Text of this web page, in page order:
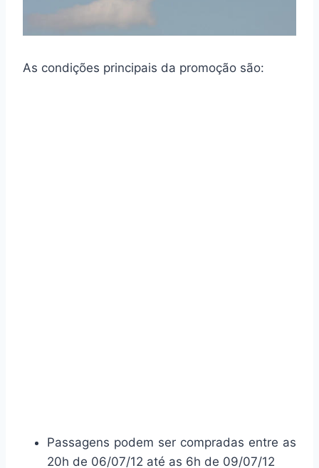
As condições principais da promoção são:
Passagens podem ser compradas entre as
20h de 06/07/12 até as 6h de 09/07/12